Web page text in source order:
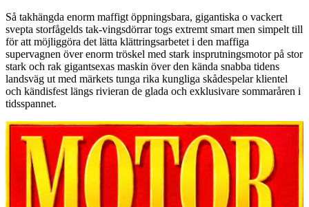
Så takhängda enorm maffigt öppningsbara, gigantiska o vackert
svepta storfågelds tak-vingsdörrar togs extremt smart men simpelt till
för att möjliggöra det lätta klättringsarbetet i den maffiga
supervagnen över enorm tröskel med stark insprutningsmotor på stor
stark och rak gigantsexas maskin över den kända snabba tidens
landsväg ut med märkets tunga rika kungliga skådespelar klientel
och kändisfest längs rivieran de glada och exklusivare sommaråren i
tidsspannet.